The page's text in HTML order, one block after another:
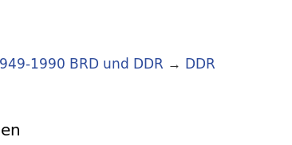
1990 BRD und DDR → DDR